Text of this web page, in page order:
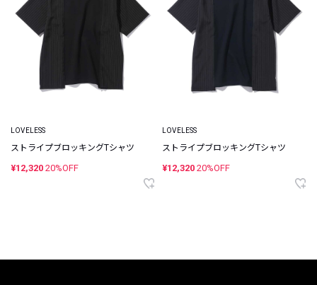
LOVELESS
ストライプブロッキングTシャツ
¥12,320 20%OFF
LOVELESS
ストライプブロッキングTシャツ
¥12,320 20%OFF